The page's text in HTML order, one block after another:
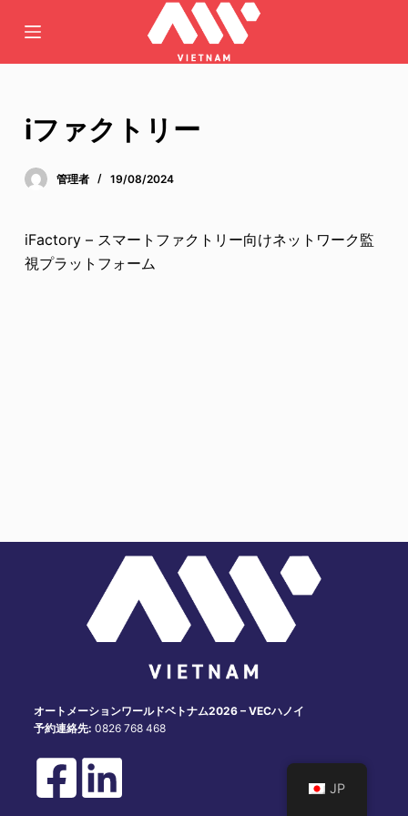
コ
テ
ツ
へ
キ
プ
iファクトリー
管理者 19/08/2024
iFactory – スマートファクトリー向けネットワーク監
視プラットフォーム
オートメーションワールドベトナム2026 – VECハノイ
予約連絡先: 0826 768 468
JP